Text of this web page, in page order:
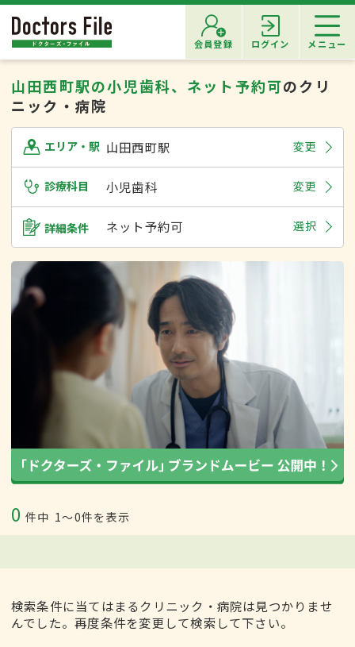
会員登録 ログイン メニュー
山田西町駅の小児歯科、ネット予約可のクリ
ニック・病院
エリア・駅 山田西町駅 変更
診療科目 小児歯科 変更
詳細条件 ネット予約可 選択
0 件中 1〜0件を表示
検索条件に当てはまるクリニック・病院は見つかりませ
んでした。再度条件を変更して検索して下さい。